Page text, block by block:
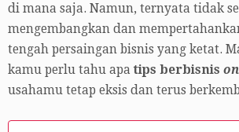
di mana saja. Namun, ternyata tidak
mengembangkan dan
tengah persaingan bisnis yang ketat.
kamu perlu tahu apatips berbisnis
usahamu tetap eksis dan terus